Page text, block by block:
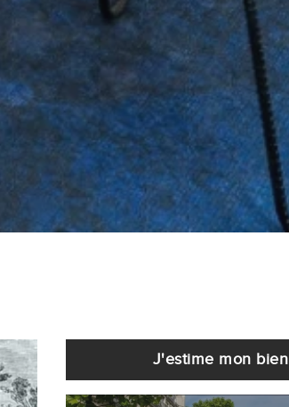
J'estime mon bien